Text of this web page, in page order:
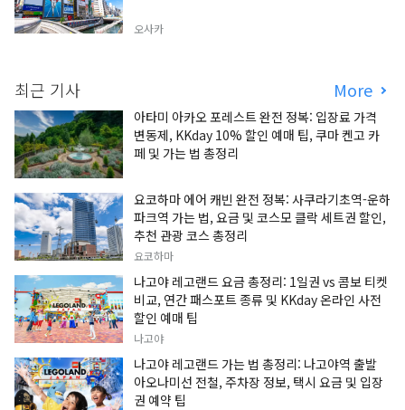
오사카
최근 기사 More
아타미 아카오 포레스트 완전 정복: 입장료 가격
변동제, KKday 10% 할인 예매 팁, 쿠마 켄고 카
페 및 가는 법 총정리
요코하마 에어 캐빈 완전 정복: 사쿠라기초역-운하
파크역 가는 법, 요금 및 코스모 클락 세트권 할인,
추천 관광 코스 총정리
요코하마
나고야 레고랜드 요금 총정리: 1일권 vs 콤보 티켓
비교, 연간 패스포트 종류 및 KKday 온라인 사전
할인 예매 팁
나고야
나고야 레고랜드 가는 법 총정리: 나고야역 출발
아오나미선 전철, 주차장 정보, 택시 요금 및 입장
권 예약 팁